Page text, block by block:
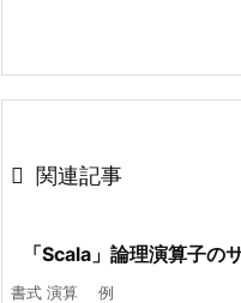
 関連記事
「Scala」論理演算子の
書式 演算 例 意